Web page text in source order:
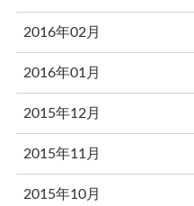
2016年02月
2016年01月
2015年12月
2015年11月
2015年10月